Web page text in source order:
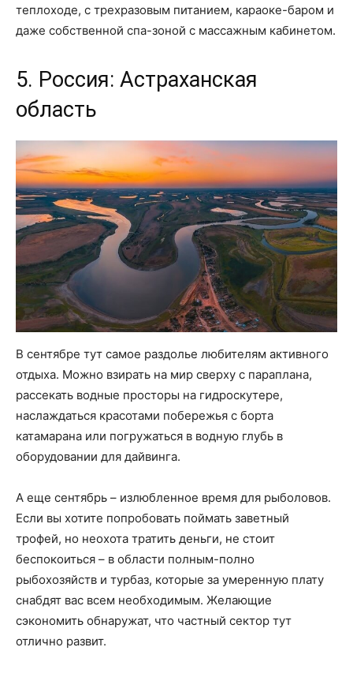
теплоходе, с трехразовым питанием, караоке-баром и
даже собственной спа-зоной с массажным кабинетом.
5. Россия: Астраханская
область
В сентябре тут самое раздолье любителям активного
отдыха. Можно взирать на мир сверху с параплана,
рассекать водные просторы на гидроскутере,
наслаждаться красотами побережья с борта
катамарана или погружаться в водную глубь в
оборудовании для дайвинга.
А еще сентябрь – излюбленное время для рыболовов.
Если вы хотите попробовать поймать заветный
трофей, но неохота тратить деньги, не стоит
беспокоиться – в области полным-полно
рыбохозяйств и турбаз, которые за умеренную плату
снабдят вас всем необходимым. Желающие
сэкономить обнаружат, что частный сектор тут
отлично развит.